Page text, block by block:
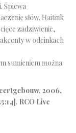
Śpiewa
słów. Haitink
zadziwienie,
w odcinkach
sumieniem można
2006,
RCO Live